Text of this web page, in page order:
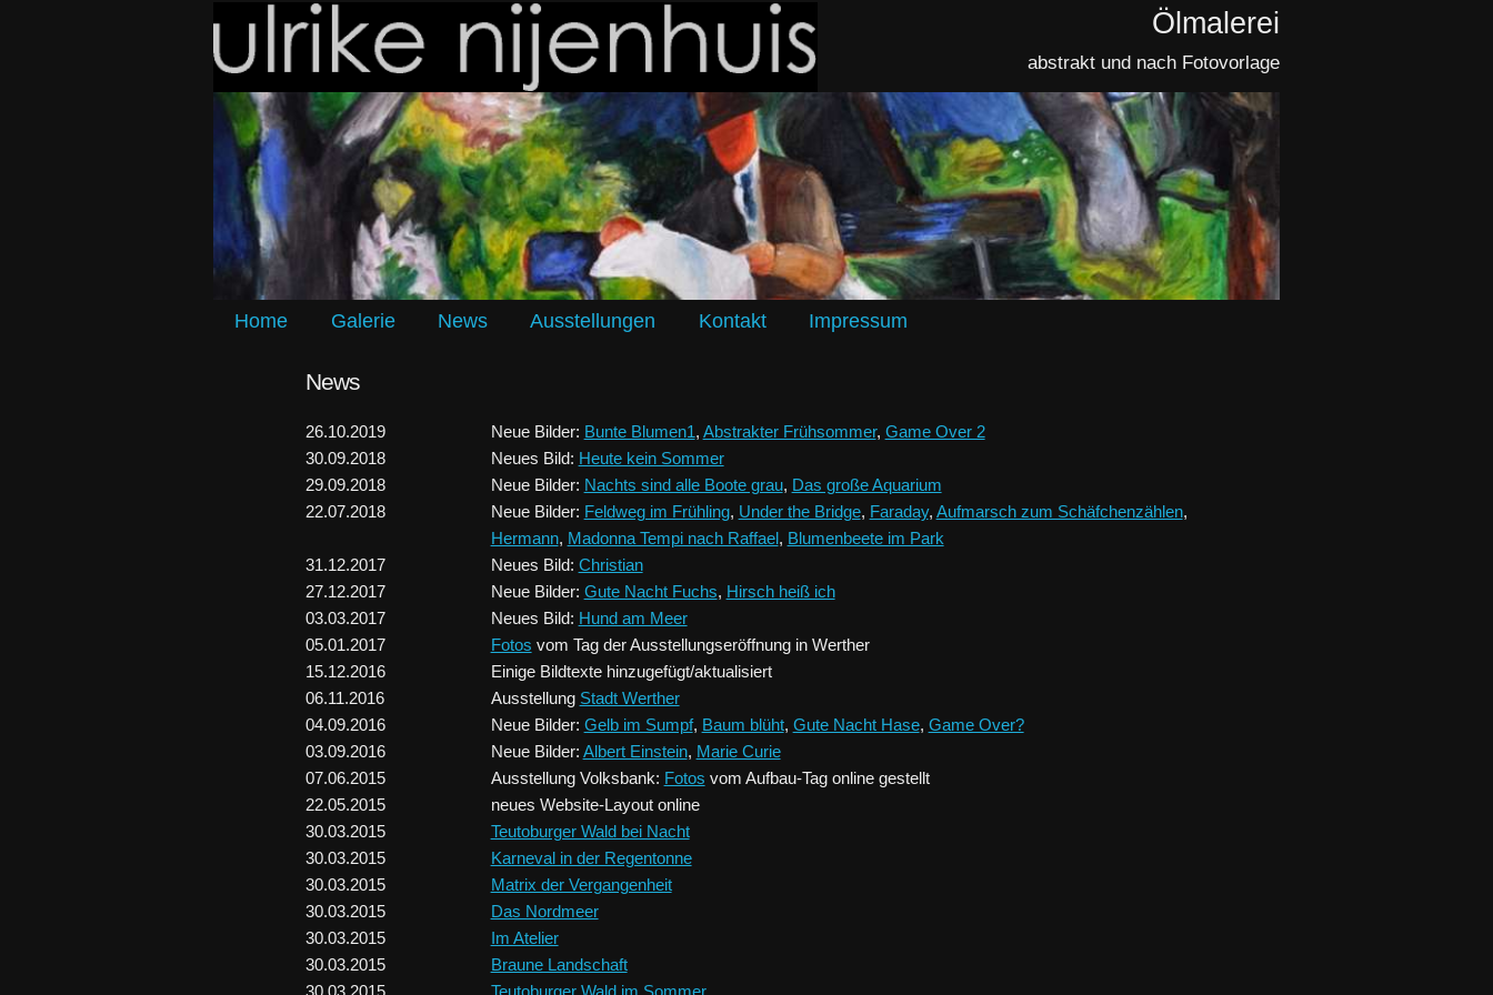
Ölmalerei
abstrakt und nach Fotovorlage
Home Galerie News Ausstellungen Kontakt Impressum
News
26.10.2019 Neue Bilder: Bunte Blumen1, Abstrakter Frühsommer, Game Over 2
30.09.2018
Neues Bild: Heute kein Sommer
29.09.2018
Neue Bilder: Nachts sind alle Boote grau, Das große Aquarium
22.07.2018
Neue Bilder: Feldweg im Frühling, Under the Bridge, Faraday, Aufmarsch zum Schäfchenzählen,
Hermann, Madonna Tempi nach Raffael, Blumenbeete im Park
31.12.2017
Neues Bild: Christian
27.12.2017
Neue Bilder: Gute Nacht Fuchs, Hirsch heiß ich
03.03.2017
Neues Bild: Hund am Meer
05.01.2017
Fotos vom Tag der Ausstellungseröffnung in Werther
15.12.2016
Einige Bildtexte hinzugefügt/aktualisiert
06.11.2016
Ausstellung Stadt Werther
04.09.2016
Neue Bilder: Gelb im Sumpf, Baum blüht, Gute Nacht Hase, Game Over?
03.09.2016
Neue Bilder: Albert Einstein, Marie Curie
07.06.2015
Ausstellung Volksbank: Fotos vom Aufbau-Tag online gestellt
22.05.2015
neues Website-Layout online
30.03.2015
Teutoburger Wald bei Nacht
30.03.2015
Karneval in der Regentonne
30.03.2015
Matrix der Vergangenheit
30.03.2015
Das Nordmeer
30.03.2015
Im Atelier
30.03.2015
Braune Landschaft